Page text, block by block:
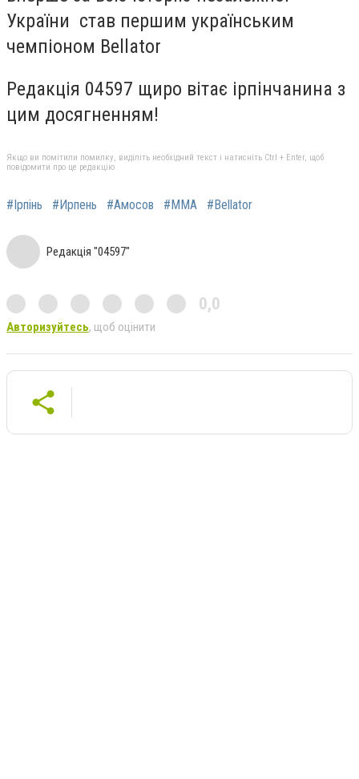
України став першим українським
чемпіоном Bellator
Редакція 04597 щиро вітає ірпінчанина з
цим досягненням!
Якщо ви помітили помилку, виділіть необхідний текст і натисніть Ctrl + Enter, щоб
повідомити про це редакцію
#Ірпінь #Ирпень #Амосов #ММА #Bellator
Редакція "04597"
0,0
Авторизуйтесь, щоб оцінити